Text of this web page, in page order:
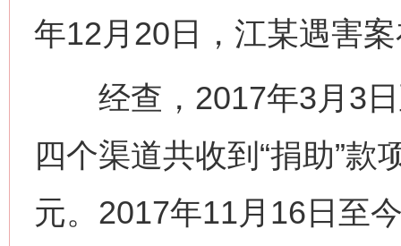
年12月20日，江某遇害
经查，2017年3月3日
四个渠道共收到“捐助”
元。2017年11月16日至